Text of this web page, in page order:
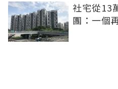
社宅從13
團：一個